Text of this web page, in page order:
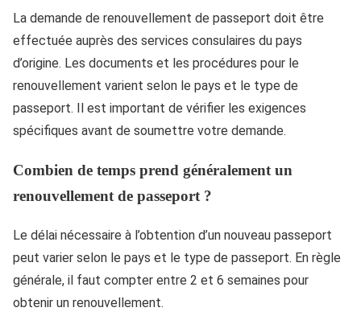
La demande de renouvellement de passeport doit être
effectuée auprès des services consulaires du pays
d’origine. Les documents et les procédures pour le
renouvellement varient selon le pays et le type de
passeport. Il est important de vérifier les exigences
spécifiques avant de soumettre votre demande.
Combien de temps prend généralement un
renouvellement de passeport ?
Le délai nécessaire à l’obtention d’un nouveau passeport
peut varier selon le pays et le type de passeport. En règle
générale, il faut compter entre 2 et 6 semaines pour
obtenir un renouvellement.